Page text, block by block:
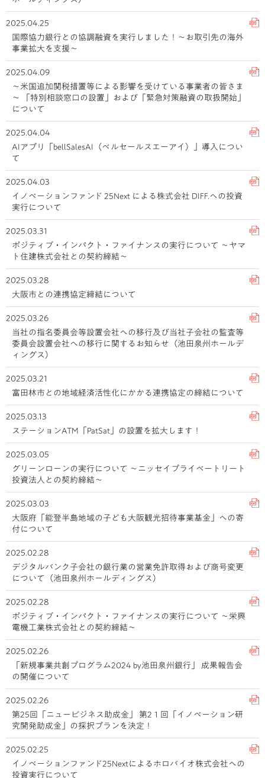
2025.04.25
国際協力銀行との協調融資を実行しました！～お取引先の海外
事業拡大を支援～
2025.04.09
～米国追加関税措置等による影響を受けている事業者の皆さま
～ 「特別相談窓口の設置」および「緊急対策融資の取扱開始」
について
2025.04.04
AIアプリ「bellSalesAI（ベルセールスエーアイ）」導入につい
て
2025.04.03
イノベーションファンド 25Next による株式会社 DIFF.への投資
実行について
2025.03.31
ポジティブ・インパクト・ファイナンスの実行について ～ヤマ
ト住建株式会社との契約締結～
2025.03.28
大阪市との連携協定締結について
2025.03.26
当社の指名委員会等設置会社への移行及び当社子会社の監査等
委員会設置会社への移行に関するお知らせ（池田泉州ホールデ
ィングス）
2025.03.21
富田林市との地域経済活性化にかかる連携協定の締結について
2025.03.13
ステーションATM「PatSat」の設置を拡大します！
2025.03.05
グリーンローンの実行について ～ニッセイプライベートリート
投資法人との契約締結～
2025.03.03
大阪府「能登半島地域の子ども大阪観光招待事業基金」への寄
付について
2025.02.28
デジタルバンク子会社の銀行業の営業免許取得および商号変更
について（池田泉州ホールディングス）
2025.02.28
ポジティブ・インパクト・ファイナンスの実行について ～栄興
電機工業株式会社との契約締結～
2025.02.26
「新規事業共創プログラム2024 by池田泉州銀行」 成果報告会
の開催について
2025.02.26
第25回「ニュービジネス助成金」 第2１回「イノベーション研
究開発助成金」の採択プランを決定！
2025.02.25
イノベーションファンド25Nextによるホロバイオ株式会社への
投資実行について